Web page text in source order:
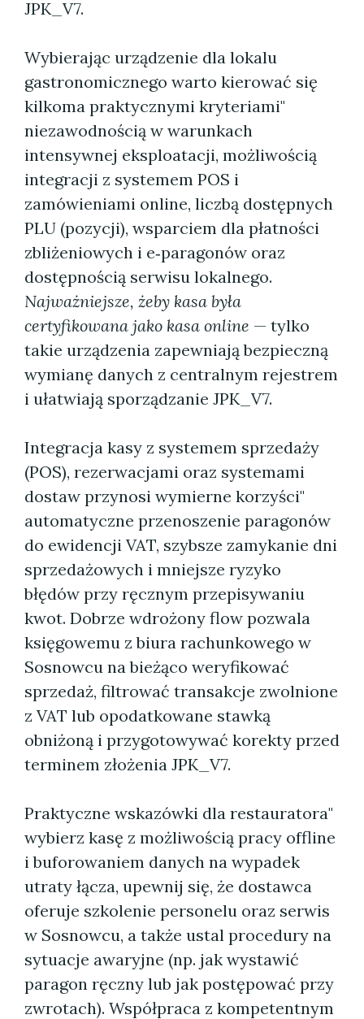
JPK_V7.
Wybierając urządzenie dla lokalu
gastronomicznego warto kierować się
kilkoma praktycznymi kryteriami"
niezawodnością w warunkach
intensywnej eksploatacji, możliwością
integracji z systemem POS i
zamówieniami online, liczbą dostępnych
PLU (pozycji), wsparciem dla płatności
zbliżeniowych i e‑paragonów oraz
dostępnością serwisu lokalnego.
Najważniejsze, żeby kasa była
certyfikowana jako kasa online — tylko
takie urządzenia zapewniają bezpieczną
wymianę danych z centralnym rejestrem
i ułatwiają sporządzanie JPK_V7.
Integracja kasy z systemem sprzedaży
(POS), rezerwacjami oraz systemami
dostaw przynosi wymierne korzyści"
automatyczne przenoszenie paragonów
do ewidencji VAT, szybsze zamykanie dni
sprzedażowych i mniejsze ryzyko
błędów przy ręcznym przepisywaniu
kwot. Dobrze wdrożony flow pozwala
księgowemu z biura rachunkowego w
Sosnowcu na bieżąco weryfikować
sprzedaż, filtrować transakcje zwolnione
z VAT lub opodatkowane stawką
obniżoną i przygotowywać korekty przed
terminem złożenia JPK_V7.
Praktyczne wskazówki dla restauratora"
wybierz kasę z możliwością pracy offline
i buforowaniem danych na wypadek
utraty łącza, upewnij się, że dostawca
oferuje szkolenie personelu oraz serwis
w Sosnowcu, a także ustal procedury na
sytuacje awaryjne (np. jak wystawić
paragon ręczny lub jak postępować przy
zwrotach). Współpraca z kompetentnym